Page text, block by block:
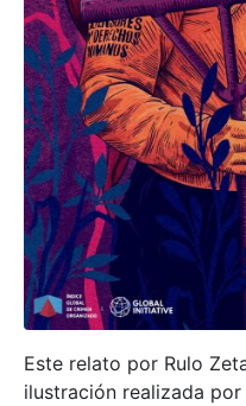
Este relato por Rulo
ilustración realizada